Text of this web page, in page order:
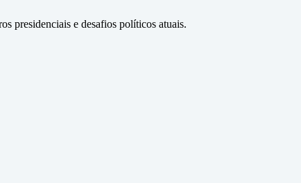
presidenciais e desafios políticos atuais.